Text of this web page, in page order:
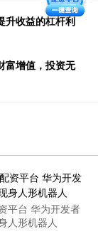
升收益的杠杆利
富增值，投资无
平台 华为开发者
人形机器人